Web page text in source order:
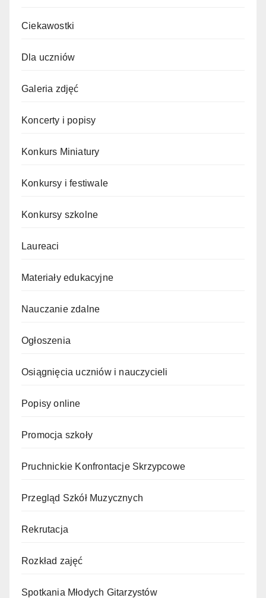
Ciekawostki
Dla uczniów
Galeria zdjęć
Koncerty i popisy
Konkurs Miniatury
Konkursy i festiwale
Konkursy szkolne
Laureaci
Materiały edukacyjne
Nauczanie zdalne
Ogłoszenia
Osiągnięcia uczniów i nauczycieli
Popisy online
Promocja szkoły
Pruchnickie Konfrontacje Skrzypcowe
Przegląd Szkół Muzycznych
Rekrutacja
Rozkład zajęć
Spotkania Młodych Gitarzystów